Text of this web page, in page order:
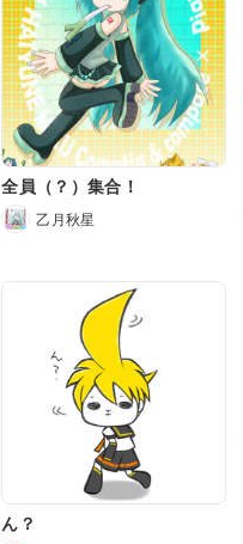
全員（？）集合！
乙月秋星
ん？